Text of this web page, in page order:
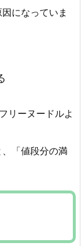
になっていま
リーヌードルよ
「値段分の満